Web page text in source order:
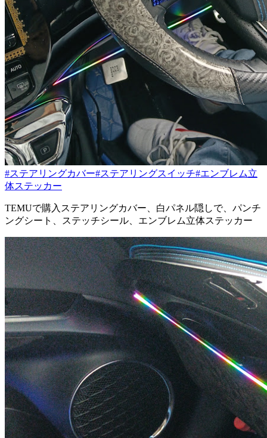
#ステアリングカバー#ステアリングスイッチ#エンブレム立
体ステッカー
TEMUで購入ステアリングカバー、白パネル隠しで、パンチ
ングシート、ステッチシール、エンブレム立体ステッカー